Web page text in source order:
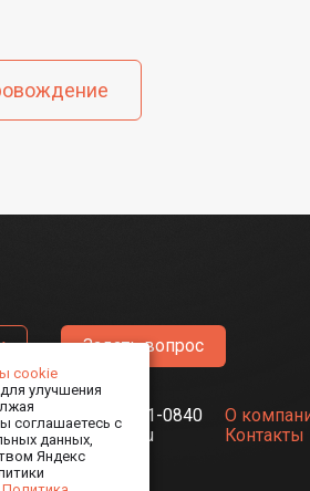
Задать вопрос
15
8-800-511-0840
ao@obit.ru
О
Контакты
cookie
улучшения
соглашаетесь с
данных,
Яндекс